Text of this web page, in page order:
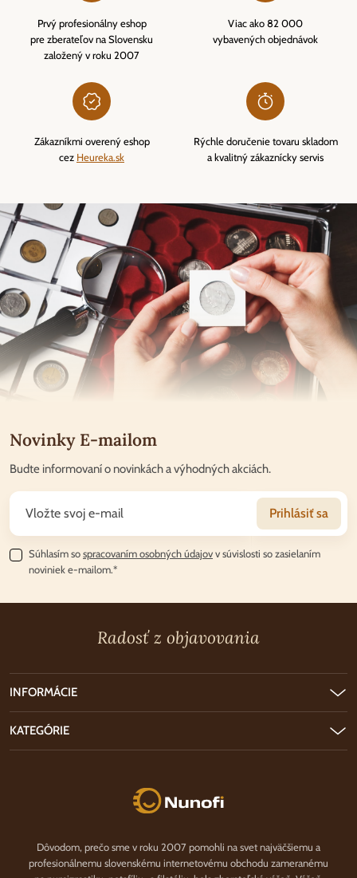
Prvý profesionálny eshop
pre zberateľov na Slovensku
založený v roku 2007
Viac ako 82 000
vybavených objednávok
Zákazníkmi overený eshop
cez Heureka.sk
Rýchle doručenie tovaru skladom
a kvalitný zákaznícky servis
Novinky E-mailom
Budte informovaní o novinkách a výhodných akciách.
Prihlásiť sa
Súhlasím sospracovaním osobných údajovv súvislosti so zasielaním
noviniek e-mailom.*
Radosť z objavovania
Nunofi.sk
Dôvodom, prečo sme v roku 2007 pomohli na svet najväčšiemu a
profesionálnemu slovenskému internetovému obchodu zameranému
INFORMÁCIE
KATEGÓRIE